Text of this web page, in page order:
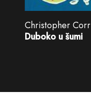
Christopher Corr
Duboko u šumi